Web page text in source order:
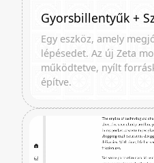
Gyorsbillentyűk +
Egy eszköz, amely
lépésedet. Az új Zeta
működtetve, nyílt
építve.